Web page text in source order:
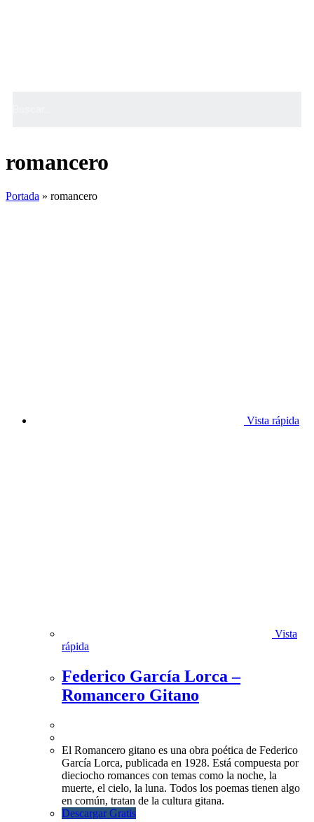
romancero
Portada » romancero
Vista rápida
Vista
rápida
Federico García Lorca –
Romancero Gitano
El Romancero gitano es una obra poética de Federico
García Lorca, publicada en 1928. Está compuesta por
dieciocho romances con temas como la noche, la
muerte, el cielo, la luna. Todos los poemas tienen algo
en común, tratan de la cultura gitana.
Descargar Gratis